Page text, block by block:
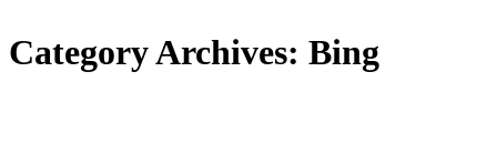
Category Archives: Bing